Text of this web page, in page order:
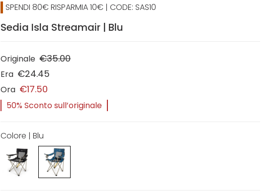
SPENDI 80€ RISPARMIA 10€ | CODE: SAS10
Sedia Isla Streamair | Blu
Originale €35.00
Era €24.45
Ora €17.50
50% Sconto sull’originale
Colore | Blu